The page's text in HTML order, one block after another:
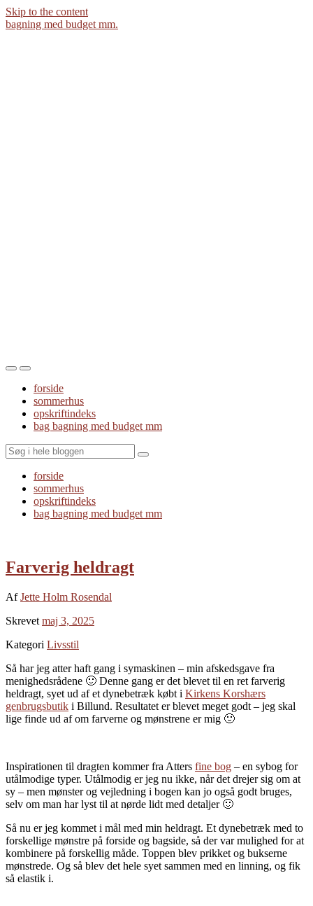
Skip to the content
bagning med budget mm.
Toggle
mobile
menu
Toggle
the
search
field
forside
sommerhus
opskriftindeks
bag bagning med budget mm
Search
forside
sommerhus
opskriftindeks
bag bagning med budget mm
Farverig heldragt
AfJette Holm Rosendal
Skrevet maj 3, 2025
Kategori Livsstil
Så har jeg atter haft gang i symaskinen – min afskedsgave fra
menighedsrådene 🙂 Denne gang er det blevet til en ret farverig
heldragt, syet ud af et dynebetræk købt i Kirkens Korshærs
genbrugsbutik i Billund. Resultatet er blevet meget godt – jeg skal
lige finde ud af om farverne og mønstrene er mig 🙂
Inspirationen til dragten kommer fra Atters fine bog – en sybog for
utålmodige typer. Utålmodig er jeg nu ikke, når det drejer sig om at
sy – men mønster og vejledning i bogen kan jo også godt bruges,
selv om man har lyst til at nørde lidt med detaljer 🙂
Så nu er jeg kommet i mål med min heldragt. Et dynebetræk med to
forskellige mønstre på forside og bagside, så der var mulighed for at
kombinere på forskellig måde. Toppen blev prikket og bukserne
mønstrede. Og så blev det hele syet sammen med en linning, og fik
så elastik i.